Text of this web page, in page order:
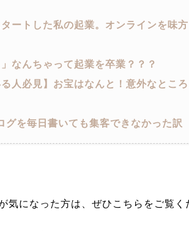
ートした私の起業。オンラインを味
なんちゃって起業を卒業？？？
人必見】お宝はなんと！意外なところ
を毎日書いても集客できなかった訳
気になった方は、ぜひこちらをご覧く